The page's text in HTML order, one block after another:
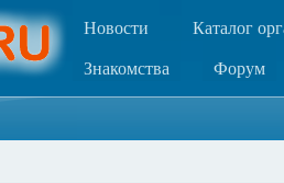
Новости Каталог
Знакомства Форум